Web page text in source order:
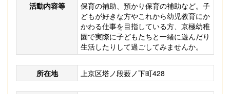
活動内容等
保育の補助、預かり保育の補助など。子
どもが好きな方やこれから幼児教育にか
かわる仕事を目指している方、京極幼稚
園で実際に子どもたちと一緒に遊んだり
生活したりして過ごしてみませんか。
所在地 上京区塔ノ段薮ノ下町428